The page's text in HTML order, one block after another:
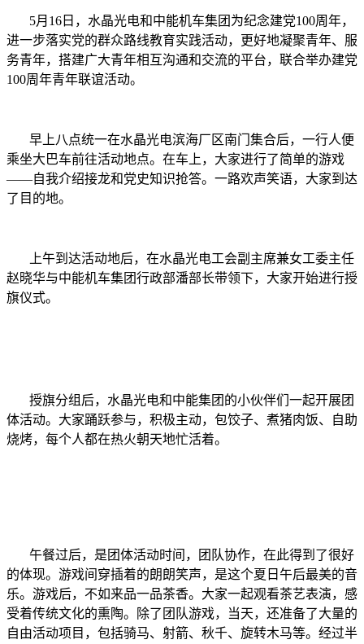
5月16日，水晶光电和中能机车集团为纪念建党100周年，
进一步落实党的群众路线教育实践活动，更好地凝聚青年、服
务青年，搭建广大青年相互沟通和交流的平台，联合举办建党
100周年青年联谊活动。
早上八点统一在水晶光电滨海厂区南门集合后，一行人便
乘坐大巴车前往活动地点。在车上，大家进行了简单的游戏
——自我介绍接龙和党史知识抢答。一路欢声笑语，大家到达
了目的地。
上午到达活动地后，在水晶光电工会副主席兼女工委主任
赵晓华与中能机车集团行政部潘部长带领下，大家开始进行授
旗仪式。
授旗分组后，水晶光电和中能集团的小伙伴们一起开展团
体活动。大家踊跃参与，积极主动，包饺子、煮猪肉饭、自助
烧烤，每个人都在热火朝天地忙活着。
午餐过后，是团体活动时间，团队协作，在此得到了很好
的体现。游戏间穿插着的朗朗笑声，是这个夏日午后最美的音
乐。游戏后，不如来品一品茶香。大家一起观看茶艺表演，感
受着传统文化的熏陶。除了团队游戏，当天，还准备了大量的
自由活动项目，包括骑马、射箭、秋千、旋转木马等。经过半